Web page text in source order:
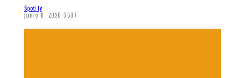
Spotify
junio 8, 2020 6587